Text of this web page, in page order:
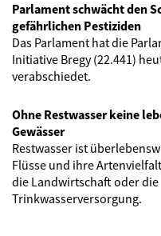
Parlament schwächt den
gefährlichen Pestiziden
Das Parlament hat die
Initiative Bregy (22.441)
verabschiedet.
Ohne Restwasser keine
Gewässer
Restwasser ist
Flüsse und ihre
die Landwirtschaft oder die
Trinkwasserversorgung.